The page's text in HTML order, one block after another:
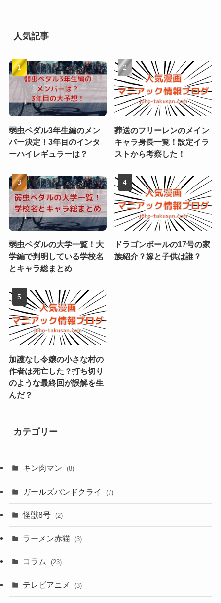
人気記事
弱虫ペダル3年生編のメン
バー決定！3年目のインタ
ーハイレギュラーは？
葬送のフリーレンのメイン
キャラ身長一覧！設定イラ
ストから考察した！
弱虫ペダルの大学一覧！大
学編で判明している学校名
とキャラ総まとめ
ドラゴンボールの17号の家
族紹介？嫁と子供は誰？
加護なし令嬢の小さな村の
作者は死亡した？打ち切り
のような最終回が誤解を生
んだ？
カテゴリー
キン肉マン (8)
ガールズバンドクライ (7)
怪獣8号 (2)
ラーメン赤猫 (3)
コラム (23)
テレビアニメ (3)